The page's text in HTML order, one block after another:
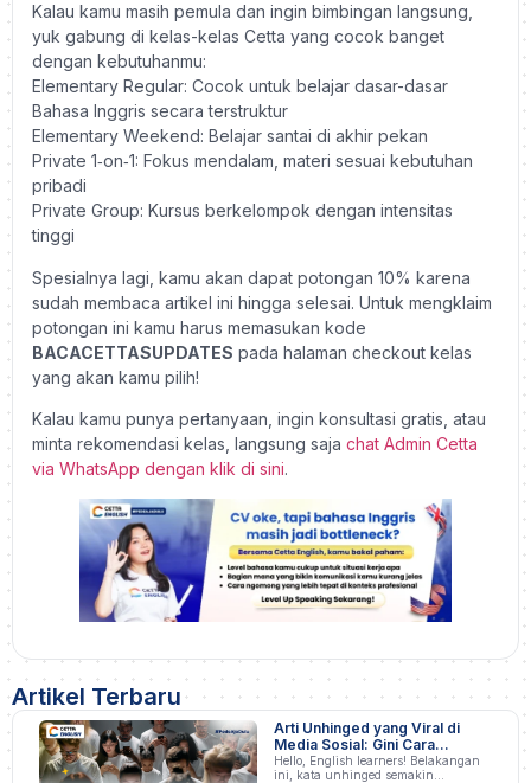
Kalau kamu masih pemula dan ingin bimbingan langsung,
yuk gabung di kelas-kelas Cetta yang cocok banget
dengan kebutuhanmu:
Elementary Regular: Cocok untuk belajar dasar-dasar
Bahasa Inggris secara terstruktur
Elementary Weekend: Belajar santai di akhir pekan
Private 1‑on‑1: Fokus mendalam, materi sesuai kebutuhan
pribadi
Private Group: Kursus berkelompok dengan intensitas
tinggi
Spesialnya lagi, kamu akan dapat potongan 10% karena
sudah membaca artikel ini hingga selesai. Untuk mengklaim
potongan ini kamu harus memasukan kode
BACACETTASUPDATES pada halaman checkout kelas
yang akan kamu pilih!
Kalau kamu punya pertanyaan, ingin konsultasi gratis, atau
minta rekomendasi kelas, langsung saja chat Admin Cetta
via WhatsApp dengan klik di sini.
Artikel Terbaru
Arti Unhinged yang Viral di
Media Sosial: Gini Cara
Pakainya!
Hello, English learners! Belakangan
ini, kata unhinged semakin…